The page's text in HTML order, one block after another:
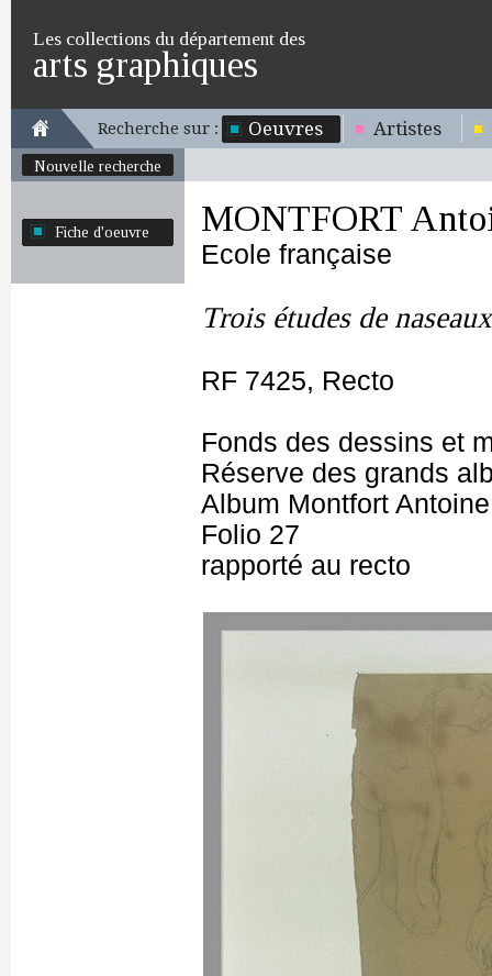
Les collections du département des
arts graphiques
Recherche sur : Oeuvres Artistes
Nouvelle recherche
Fiche d'oeuvre MONTFORT
Ecole française
Trois études de
RF 7425, Recto
Fonds des dessins et
Réserve des grands
Album Montfort
Folio 27
rapporté au recto